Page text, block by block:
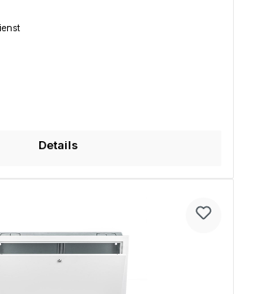
Details